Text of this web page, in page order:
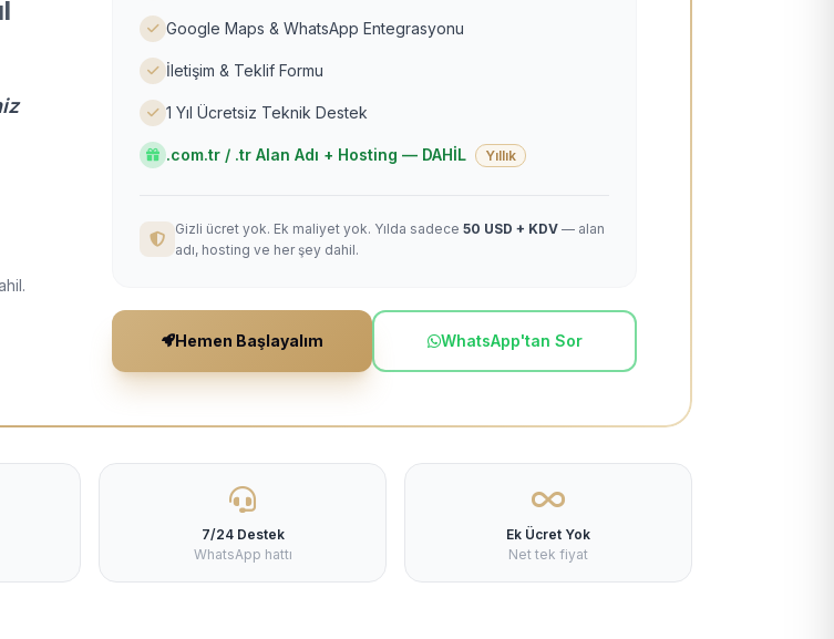
Google Maps & WhatsApp Entegrasyonu
İletişim & Teklif Formu
1 Yıl Ücretsiz Teknik Destek
.com.tr / .tr Alan Adı + Hosting — DAHİL Yıllık
Gizli ücret yok. Ek maliyet yok. Yılda sadece 50 USD + KDV — alan
adı, hosting ve her şey dahil.
Hemen Başlayalım WhatsApp'tan Sor
7/24 Destek
WhatsApp hattı
Ek Ücret Yok
Net tek fiyat